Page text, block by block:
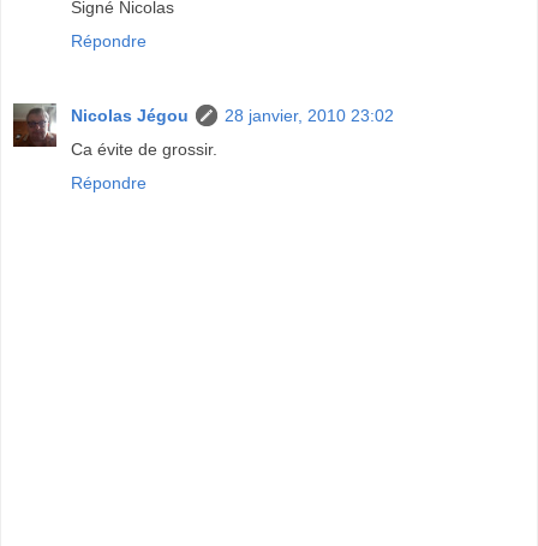
Signé Nicolas
Répondre
Nicolas Jégou
28 janvier, 2010 23:02
Ca évite de grossir.
Répondre